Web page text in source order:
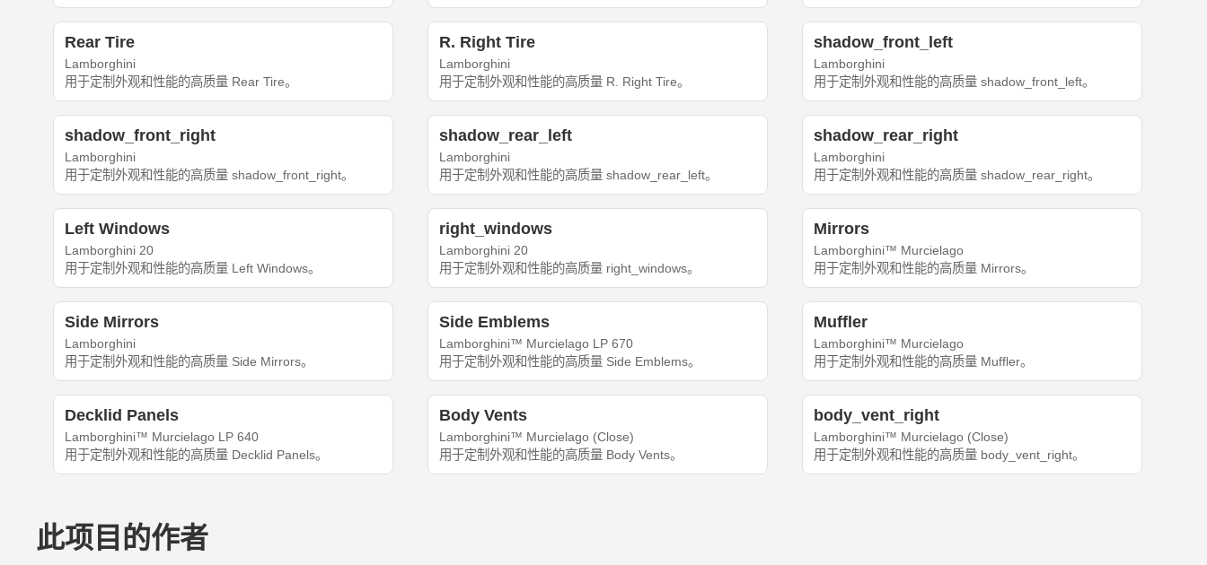
Rear Tire
Lamborghini
用于定制外观和性能的高质量 Rear Tire。
R. Right Tire
Lamborghini
用于定制外观和性能的高质量 R. Right Tire。
shadow_front_left
Lamborghini
用于定制外观和性能的高质量 shadow_front_left。
shadow_front_right
Lamborghini
用于定制外观和性能的高质量 shadow_front_right。
shadow_rear_left
Lamborghini
用于定制外观和性能的高质量 shadow_rear_left。
shadow_rear_right
Lamborghini
用于定制外观和性能的高质量 shadow_rear_right。
Left Windows
Lamborghini 20
用于定制外观和性能的高质量 Left Windows。
right_windows
Lamborghini 20
用于定制外观和性能的高质量 right_windows。
Mirrors
Lamborghini™ Murcielago
用于定制外观和性能的高质量 Mirrors。
Side Mirrors
Lamborghini
用于定制外观和性能的高质量 Side Mirrors。
Side Emblems
Lamborghini™ Murcielago LP 670
用于定制外观和性能的高质量 Side Emblems。
Muffler
Lamborghini™ Murcielago
用于定制外观和性能的高质量 Muffler。
Decklid Panels
Lamborghini™ Murcielago LP 640
用于定制外观和性能的高质量 Decklid Panels。
Body Vents
Lamborghini™ Murcielago (Close)
用于定制外观和性能的高质量 Body Vents。
body_vent_right
Lamborghini™ Murcielago (Close)
用于定制外观和性能的高质量 body_vent_right。
此项目的作者